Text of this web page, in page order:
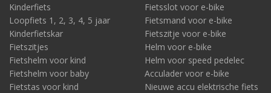
Kinderfiets
Loopfiets 1, 2, 3, 4, 5 jaar
Kinderfietskar
Fietszitjes
Fietshelm voor kind
Fietshelm voor baby
Fietstas voor kind
Fietsslot voor e-bike
Fietsmand voor e-bike
Fietszitje voor e-bike
Helm voor e-bike
Helm voor speed pedelec
Acculader voor e-bike
Nieuwe accu elektrische fiets